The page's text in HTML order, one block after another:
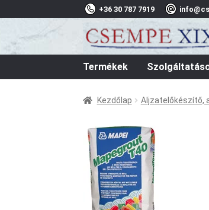
+36 30 787 7919
Ugrás
a
Kilépés
a
Termékek
Kezdőlap Aljzatelőkészítő,